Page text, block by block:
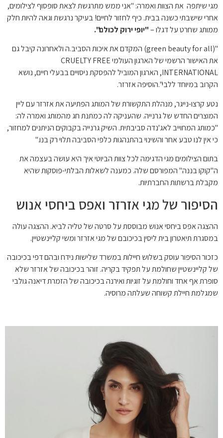
מגי שיתפה את הצוות ואמרה: "אני ממש מתרגשת לצאת סופסוף לצילומים,
אחרי שישבתי כשנה בבית. כיף לחזור לחיים! בעיקר נרגשת וגאה להיות חלק
ממותג שחרט על דגלו –"יופי ירוק לכולם".
"(green beauty for all) המקדם את איכות הסביב.ה ולאחרונה קיבל גם
את האישור הרשמי של הארגון העולמי CRUELTY FREE
INTERNATIONAL, הארגון המוביל להפסקת ניסויים בבעלי חיים, נושא
הקרוב במיוחד ללבי".הוסיפה אזרזר.
נטע קרצו-נייגר, מנהלת התקשורת של המותג הפתיעה את אזרזר עם ליין
המוצרים החדש של גרנייה. שהעניקה לה כמתנת חג מהמותג ואמרה לה:
"כמותג המחוייב לאג'נדה סביבתית. השיק גרנייה בקבוקים הניתנים למחזור,
כי אין לנו טבע אחר והשינוי בהתנהגות כלפי הסביבה תלוי רק בנו."
בתום הצילומים מגי הדגימה לכל צוות הביוטי איך היא עושה בעצמה את
ה"קוקו בננה" המפורסם שלה. כמענה לשאלות הבלתי-פוסקות שהיא
מקבלת ברשתות החברתיות.
הסיפור של מגי אזרזר ואפס ביחסי אנוש
ההצגה אפס ביחסי אנוש מבוססת על סרטה של טליה לביא. ההצגה עולה
במסגרת תיאטרון בית ליסין בכיכובם של מגי אזרזר ומשי קליינשטיין.
כזכור הסיפור עוסק בשלוש חיילות במשרד שלישות נידח ובהם דפי בכיכובה
של קליינשטיין שחולמת על תפקיד בקריה. זוהר בכיכובה של אזרזר שלא
סופרת אף אחד וחולמת על זוגיות ואירנה בכיכובה של הזמרת דיאנה גולבי
שמגלמת חיילת קשוחה שעלתה מרוסיה.